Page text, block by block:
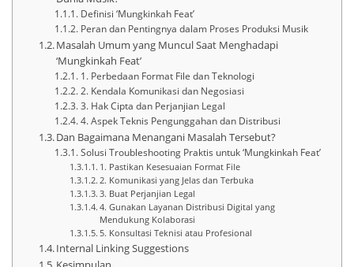
Definisi ‘Mungkinkah Feat’
Peran dan Pentingnya dalam Proses Produksi Musik
Masalah Umum yang Muncul Saat Menghadapi
‘Mungkinkah Feat’
1. Perbedaan Format File dan Teknologi
2. Kendala Komunikasi dan Negosiasi
3. Hak Cipta dan Perjanjian Legal
4. Aspek Teknis Pengunggahan dan Distribusi
Dan Bagaimana Menangani Masalah Tersebut?
Solusi Troubleshooting Praktis untuk ‘Mungkinkah Feat’
1. Pastikan Kesesuaian Format File
2. Komunikasi yang Jelas dan Terbuka
3. Buat Perjanjian Legal
4. Gunakan Layanan Distribusi Digital yang
Mendukung Kolaborasi
5. Konsultasi Teknisi atau Profesional
Internal Linking Suggestions